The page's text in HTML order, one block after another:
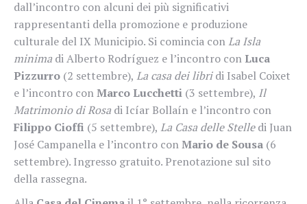
dall’incontro con alcuni dei più significativi
rappresentanti della promozione e produzione
culturale del IX Municipio. Si comincia conLa Isla
minima di Alberto Rodríguez e l’incontro conLuca
Pizzurro (2 settembre), La casa dei libridi Isabel Coixet
e l’incontro conMarco Lucchetti (3 settembre), Il
Matrimonio di Rosa di Icíar Bollaín e l’incontro con
Filippo Cioffi (5 settembre), La Casa delle Stelledi Juan
José Campanella e l’incontro conMario de Sousa (6
settembre). Ingresso gratuito. Prenotazione sul sito
della rassegna.